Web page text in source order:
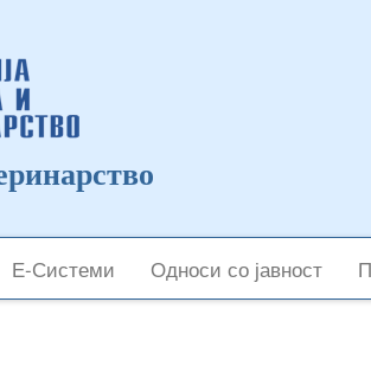
Е-Системи Односи со јавност